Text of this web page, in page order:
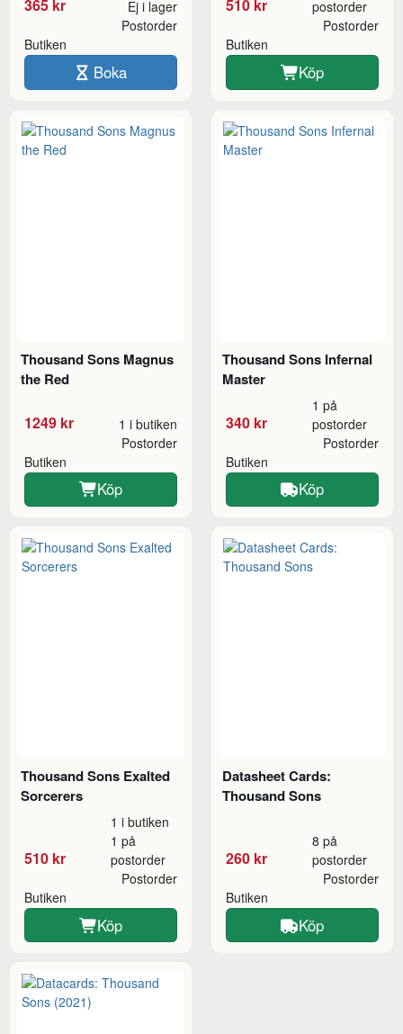
365 kr Ej i lager
Butiken
Postorder
Boka
510 kr postorder
Butiken
Postorder
Köp
Thousand Sons Magnus
the Red
1249 kr 1 i butiken
Butiken
Postorder
Köp
Thousand Sons Infernal
Master
340 kr
1 på
postorder
Butiken
Postorder
Köp
Thousand Sons Exalted
Sorcerers
510 kr
1 i butiken
1 på
postorder
Butiken
Postorder
Köp
Datasheet Cards:
Thousand Sons
260 kr
8 på
postorder
Butiken
Postorder
Köp